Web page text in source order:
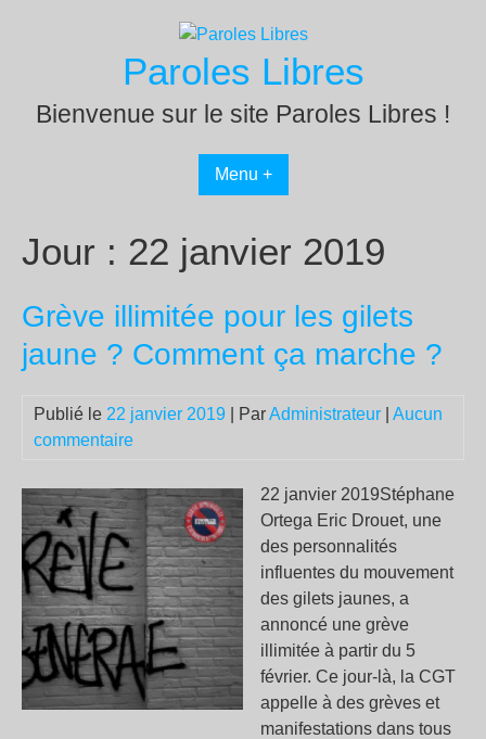
Paroles Libres
Bienvenue sur le site Paroles Libres !
Menu +
Jour : 22 janvier 2019
Grève illimitée pour les gilets
jaune ? Comment ça marche ?
Publié le 22 janvier 2019 | ParAdministrateur
Aucun
commentaire
22 janvier 2019Stéphane
Ortega Eric Drouet, une
des personnalités
influentes du mouvement
des gilets jaunes, a
annoncé une grève
illimitée à partir du 5
février. Ce jour-là, la CGT
appelle à des grèves et
manifestations dans tous